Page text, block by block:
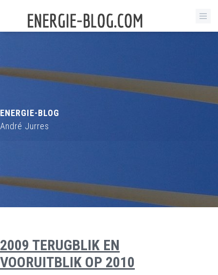
ENERGIE-BLOG
André Jurres
2009 TERUGBLIK EN
VOORUITBLIK OP 2010